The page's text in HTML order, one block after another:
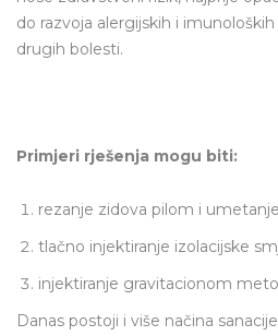
do razvoja alergijskih i
drugih bolesti.
Primjeri rješenja mogu biti:
rezanje zidova pilom i
tlačno injektiranje izolacijske
injektiranje gravitacionom
Danas postoji i više načina